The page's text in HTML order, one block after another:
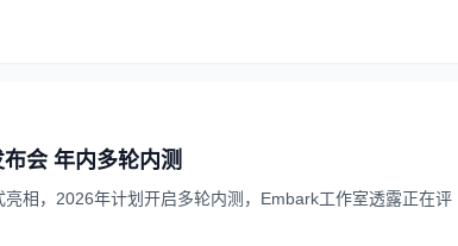
会 年内多轮内测
相，2026年计划开启多轮内测，Embark工作室透露正在评